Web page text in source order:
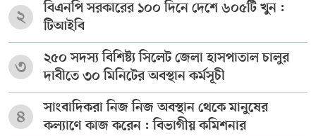
২
বিএনপি সরকারের ১০০ দিনে দেশে ৬০৫টি খুন :
টিআইবি
৩
২৫০ সদস্য বিশিষ্ট্য সিলেট জেলা হাসপাতাল চালুর
দাবীতে ৩০ মিনিটের অবস্থান কর্মসূচী
৪
সাংবাদিকরা নিজ নিজ অবস্থান থেকে মানুষের
কল্যাণে কাজ করেন : বিভাগীয় কমিশনার